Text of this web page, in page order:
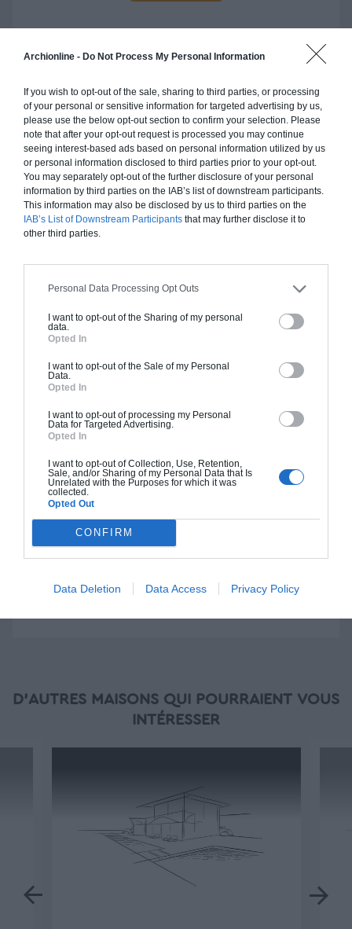
Archionline - Do Not Process My Personal Information
If you wish to opt-out of the sale, sharing to third parties, or processing
of your personal or sensitive information for targeted advertising by us,
please use the below opt-out section to confirm your selection. Please
note that after your opt-out request is processed you may continue
seeing interest-based ads based on personal information utilized by us
or personal information disclosed to third parties prior to your opt-out.
You may separately opt-out of the further disclosure of your personal
information by third parties on the IAB’s list of downstream participants.
This information may also be disclosed by us to third parties on the
IAB’s List of Downstream Participants that may further disclose it to
other third parties.
Personal Data Processing Opt Outs
I want to opt-out of the Sharing of my personal
data.
Opted In
I want to opt-out of the Sale of my Personal
Data.
Opted In
I want to opt-out of processing my Personal
Data for Targeted Advertising.
Opted In
I want to opt-out of Collection, Use, Retention,
Sale, and/or Sharing of my Personal Data that Is
Unrelated with the Purposes for which it was
collected.
Opted Out
CONFIRM
Data Deletion Data Access Privacy Policy
Chiffrage estimatif pour : Fondations et normes
standards. Construction en ossature bois isolé.
Finitions haut de gamme. Le prix "clé en main"
inclut le gros oeuvre et le second oeuvre (cuisine,
peinture, sols...), mais exclut piscine, jardin et
clôture.
À partir de
181 000€ TTC
Je la veux !
Chiffrage estimatif pour : Fondations et normes
standards. Construction en bloc coffrant isolant
en main" inclut le gros oeuvre et le second
oeuvre (cuisine, peinture, sols...), mais exclut
208 000€ TTC
Je la veux !
D'AUTRES MAISONS QUI POURRAIENT VOUS
INTÉRESSER